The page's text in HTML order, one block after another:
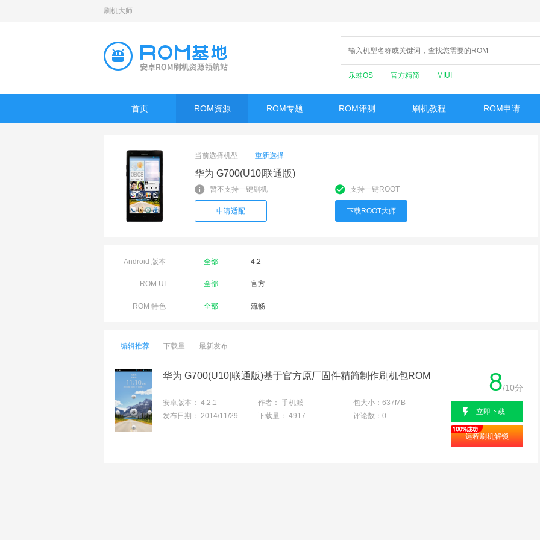
刷机大师
乐蛙OS 官方精简 MIUI
首页 ROM资源 ROM专题 ROM评测 刷机教程 ROM申请
当前选择机型 重新选择
华为 G700(U10|联通版)
暂不支持一键刷机
申请适配
支持一键ROOT
下载ROOT大师
Android 版本 全部 4.2
ROM UI 全部 官方
ROM 特色 全部 流畅
编辑推荐 下载量 最新发布
华为 G700(U10|联通版)基于官方原厂固件精简制作刷机包ROM
安卓版本： 4.2.1 作者： 手机派 包大小： 637MB
发布日期： 2014/11/29 下载量： 4917 评论数： 0
8/10分
立即下载
远程刷机解锁